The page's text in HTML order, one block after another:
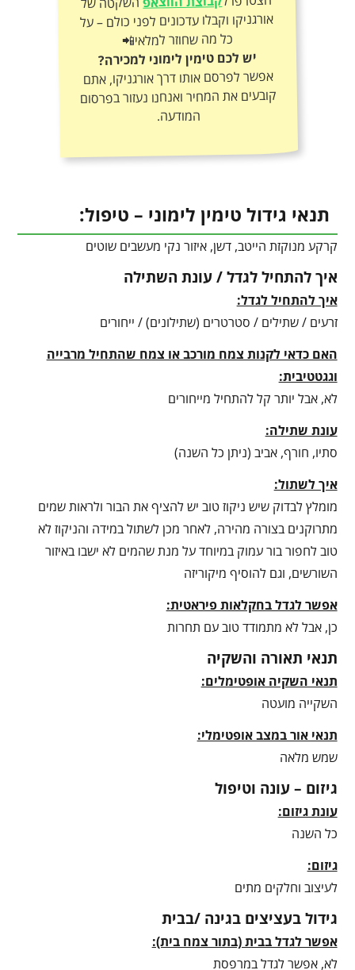
כל מה שחוזר למלאי📲
יש לכם טימין לימוני למכירה?
אפשר לפרסם אותו דרך אורגניקו, אתם
קובעים את המחיר ואנחנו נעזור בפרסום
המודעה.
תנאי גידול טימין לימוני – טיפול:
קרקע מנוקזת הייטב, דשן, איזור נקי מעשבים שוטים
איך להתחיל לגדל / עונת השתילה
איך להתחיל לגדל:
זרעים / שתילים / סטרטרים (שתילונים) / ייחורים
האם כדאי לקנות צמח מורכב או צמח שהתחיל מרבייה
וגגטטיבית:
לא, אבל יותר קל להתחיל מייחורים
עונת שתילה:
סתיו, חורף, אביב (ניתן כל השנה)
איך לשתול:
מומלץ לבדוק שיש ניקוז טוב יש להציף את הבור ולראות שמים
מתרוקנים בצורה מהירה, לאחר מכן לשתול במידה והניקוז לא
טוב לחפור בור עמוק במיוחד על מנת שהמים לא ישבו באיזור
השורשים, וגם להוסיף מיקוריזה
אפשר לגדל בחקלאות פיראטית:
כן, אבל לא מתמודד טוב עם תחרות
תנאי תאורה והשקיה
תנאי השקיה אופטימלים:
השקייה מועטה
תנאי אור במצב אופטימלי:
שמש מלאה
גיזום – עונה וטיפול
עונת גיזום:
כל השנה
גיזום:
לעיצוב וחלקים מתים
גידול בעציצים בגינה /בבית
אפשר לגדל בבית (בתור צמח בית):
לא, אפשר לגדל במרפסת